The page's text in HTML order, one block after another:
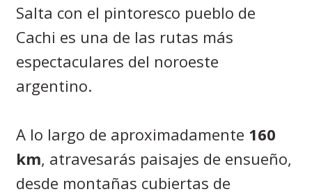
Salta con el pintoresco pueblo de
Cachi es una de las rutas más
espectaculares del noroeste
argentino.
A lo largo de aproximadamente 160
km, atravesarás paisajes de ensueño,
desde montañas cubiertas de